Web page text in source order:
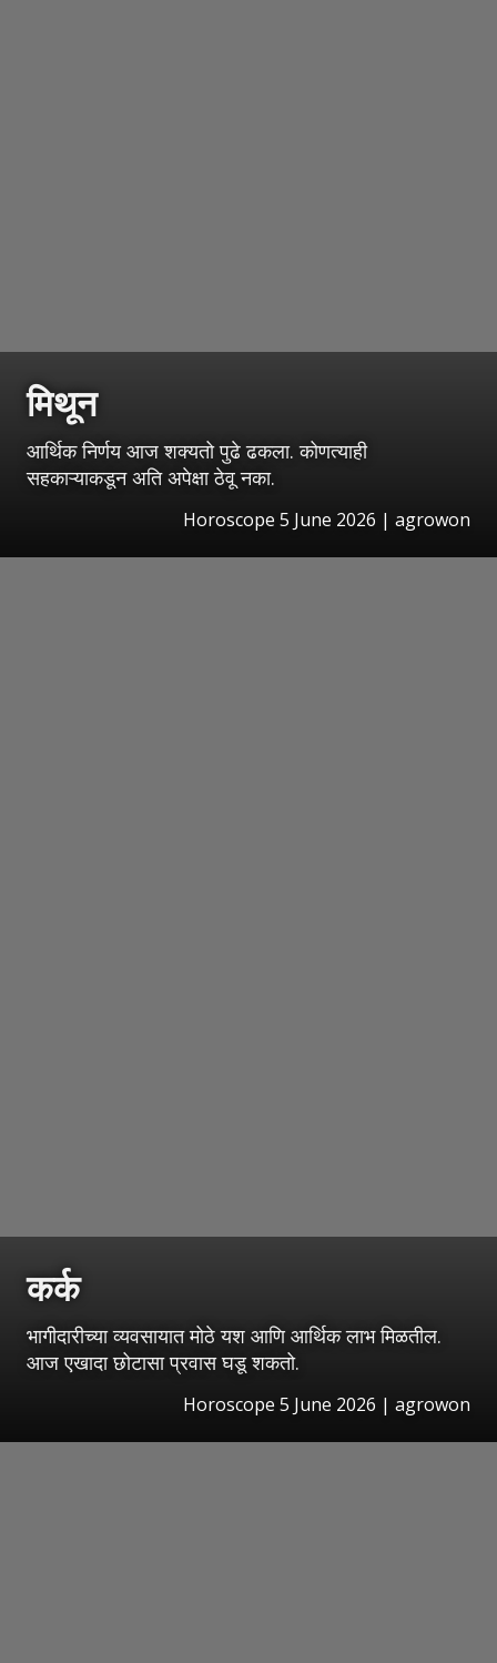
मिथून
आर्थिक निर्णय आज शक्यतो पुढे ढकला. कोणत्याही
सहकाऱ्याकडून अति अपेक्षा ठेवू नका.
Horoscope 5 June 2026 | agrowon
कर्क
भागीदारीच्या व्यवसायात मोठे यश आणि आर्थिक लाभ मिळतील.
आज एखादा छोटासा प्रवास घडू शकतो.
Horoscope 5 June 2026 | agrowon